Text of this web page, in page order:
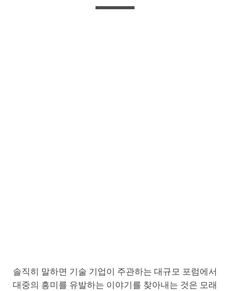
솔직히 말하면 기술 기업이 주관하는 대규모 포럼에서
대중의 흥미를 유발하는 이야기를 찾아내는 것은 모래